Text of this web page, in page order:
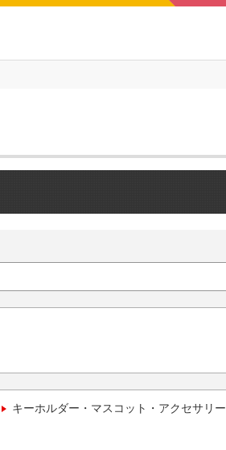
キーホルダー・マスコット・アクセサリー